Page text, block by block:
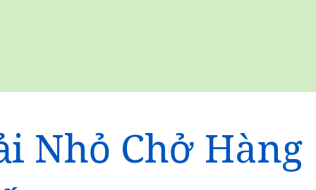
Nhỏ Chở Hàng